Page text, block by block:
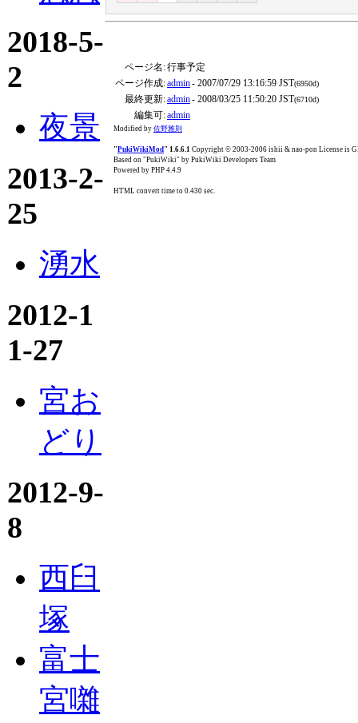
2018-5-
2
夜景
2013-2-
25
湧水
2012-1
1-27
宮お
どり
2012-9-
8
西臼
塚
富士
宮囃
ページ名:行事予定
ページ作成:admin- 2007/07/29 13:16:59 JST(6950d)
最終更新:admin- 2008/03/25 11:50:20 JST(6710d)
編集可:admin
Modified by 佐野雅則
"PukiWikiMod" 1.6.6.1 Copyright © 2003-2006 ishii & nao-pon License is
Based on "PukiWiki" by PukiWiki Developers Team
Powered by PHP 4.4.9
HTML convert time to 0.430 sec.